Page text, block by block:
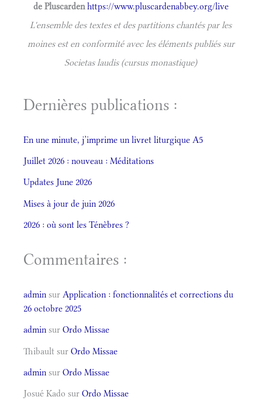
de Pluscardenhttps://www.pluscardenabbey.org/live
L'ensemble des textes et des partitions chantés par les
moines est en conformité avec les éléments publiés sur
Societas laudis (cursus monastique)
Dernières publications :
En une minute, j’imprime un livret liturgique A5
Juillet 2026 : nouveau : Méditations
Updates June 2026
Mises à jour de juin 2026
2026 : où sont les Ténèbres ?
Commentaires :
admin sur Application : fonctionnalités et corrections du
26 octobre 2025
admin sur Ordo Missae
Thibault sur Ordo Missae
admin sur Ordo Missae
Josué Kado sur Ordo Missae